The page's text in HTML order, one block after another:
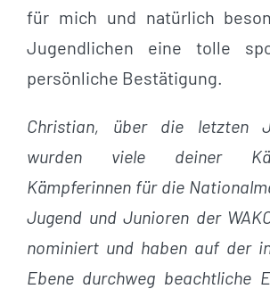
für mich und natürlich
Jugendlichen eine tolle
persönliche Bestätigung.
Christian, über die letzten
wurden viele deiner
Kämpferinnen für die
Jugend und Junioren der
nominiert und haben auf der
Ebene durchweg beachtliche